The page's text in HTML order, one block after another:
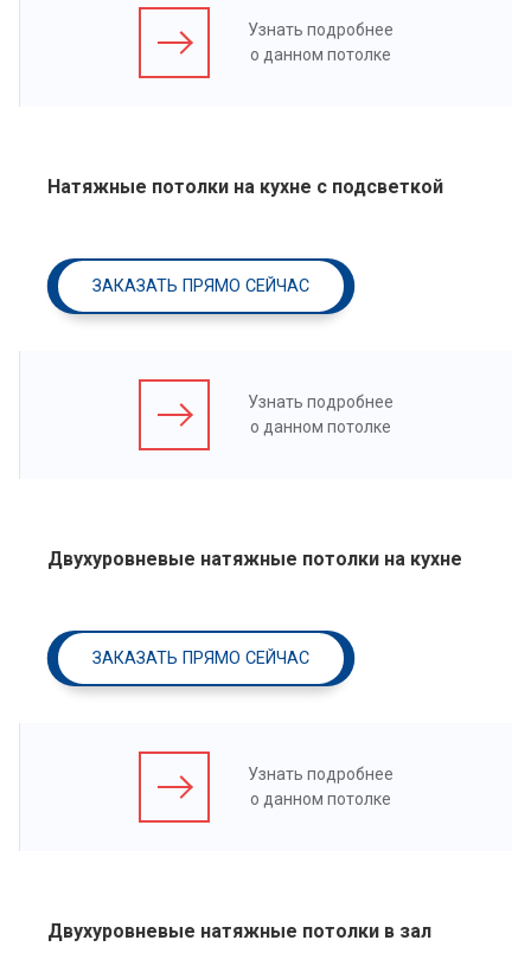
Узнать подробнее
о данном потолке
Натяжные потолки на кухне с подсветкой
ЗАКАЗАТЬ ПРЯМО СЕЙЧАС
Узнать подробнее
о данном потолке
Двухуровневые натяжные потолки на кухне
ЗАКАЗАТЬ ПРЯМО СЕЙЧАС
Узнать подробнее
о данном потолке
Двухуровневые натяжные потолки в зал